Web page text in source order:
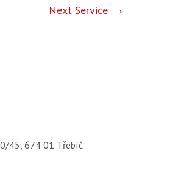
Next Service
45, 674 01 Třebíč